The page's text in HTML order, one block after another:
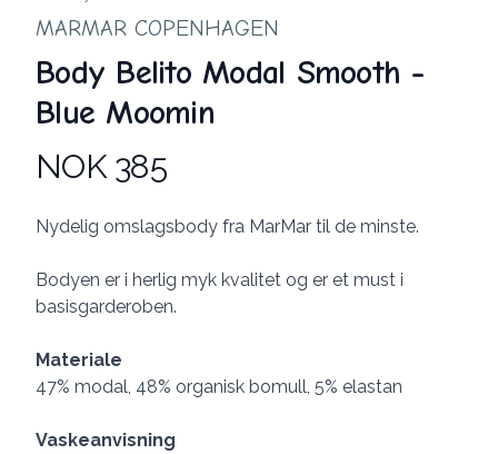
MARMAR COPENHAGEN
Body Belito Modal Smooth -
Blue Moomin
Produktdetaljer
NOK 385
Description
Nydelig omslagsbody fra MarMar til de minste.
Bodyen er i herlig myk kvalitet og er et must i
basisgarderoben.
Materiale
47% modal, 48% organisk bomull, 5% elastan
Vaskeanvisning